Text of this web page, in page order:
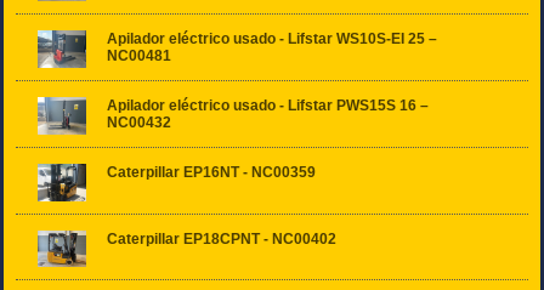
Apilador eléctrico usado - Lifstar WS10S-EI 25 –
NC00481
Apilador eléctrico usado - Lifstar PWS15S 16 –
NC00432
Caterpillar EP16NT - NC00359
Caterpillar EP18CPNT - NC00402